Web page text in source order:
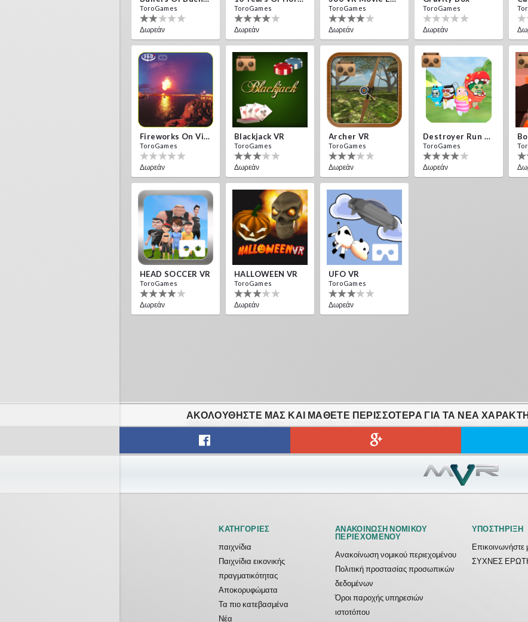
ToroGames
Δωρεάν
ToroGames
Δωρεάν
ToroGames
Δωρεάν
ToroGames
Δωρεάν
Fireworks On Victory Day
ToroGames
Δωρεάν
Blackjack VR
ToroGames
Δωρεάν
Archer VR
ToroGames
Δωρεάν
Destroyer Run VR
ToroGames
Δωρεάν
HEAD SOCCER VR
ToroGames
Δωρεάν
HALLOWEEN VR
ToroGames
Δωρεάν
UFO VR
ToroGames
Δωρεάν
ΑΚΟΛΟΥΘΉΣΤΕ ΜΑΣ ΚΑΙ ΜΆΘΕΤΕ ΠΕΡΙΣΣΌΤΕΡΑ ΓΙΑ ΤΑ ΝΈΑ
ΚΑΤΗΓΟΡΊΕΣ
παιχνίδια
Παιχνίδια εικονικής
πραγματικότητας
Αποκορυφώματα
Τα πιο κατεβασμένα
Νέα
ΑΝΑΚΟΊΝΩΣΗ ΝΟΜΙΚΟΎ
ΠΕΡΙΕΧΟΜΈΝΟΥ
Ανακοίνωση νομικού περιεχομένου
Πολιτική προστασίας προσωπικών
δεδομένων
Όροι παροχής υπηρεσιών
ιστοτόπου
ΥΠΟΣΤΉΡΙΞΗ
Επικοινωνήστε
ΣΥΧΝΕΣ